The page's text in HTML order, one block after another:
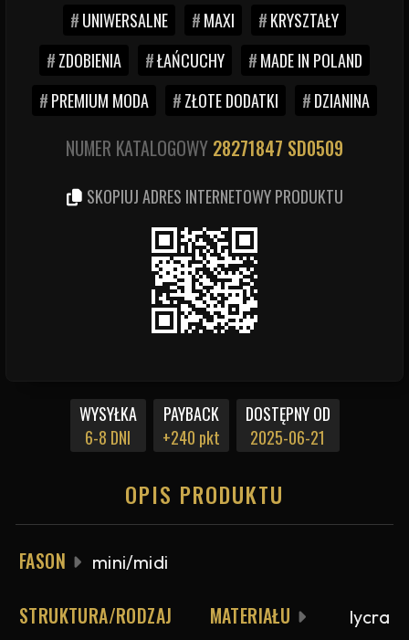
WYSYŁKA
6-8 DNI
PAYBACK
+240 pkt
DOSTĘPNY OD
2025-06-21
OPIS PRODUKTU
FASON mini/midi
STRUKTURA/RODZAJ MATERIAŁU lycra
UNIWERSALNE
MAXI
KRYSZTAŁY
ZDOBIENIA
ŁAŃCUCHY
MADE IN POLAND
PREMIUM MODA
ZŁOTE DODATKI DZIANINA
NUMER KATALOGOWY 28271847 SD0509
SKOPIUJ ADRES INTERNETOWY PRODUKTU